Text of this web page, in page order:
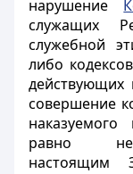
нарушение
служащих
служебной
либо
действующих
совершение
равно
настоящим